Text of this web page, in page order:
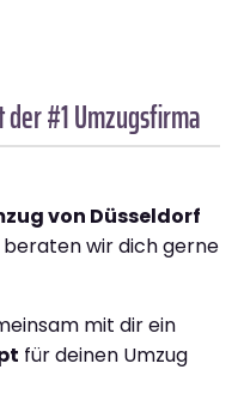
#1 Umzugsfirma
von Düsseldorf
beraten wir dich gerne
mit dir ein
für deinen Umzug